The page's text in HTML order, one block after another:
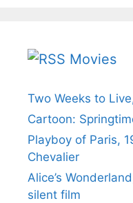
Movies
Two Weeks to
Cartoon:
Playboy of Paris,
Chevalier
Alice’s
silent film